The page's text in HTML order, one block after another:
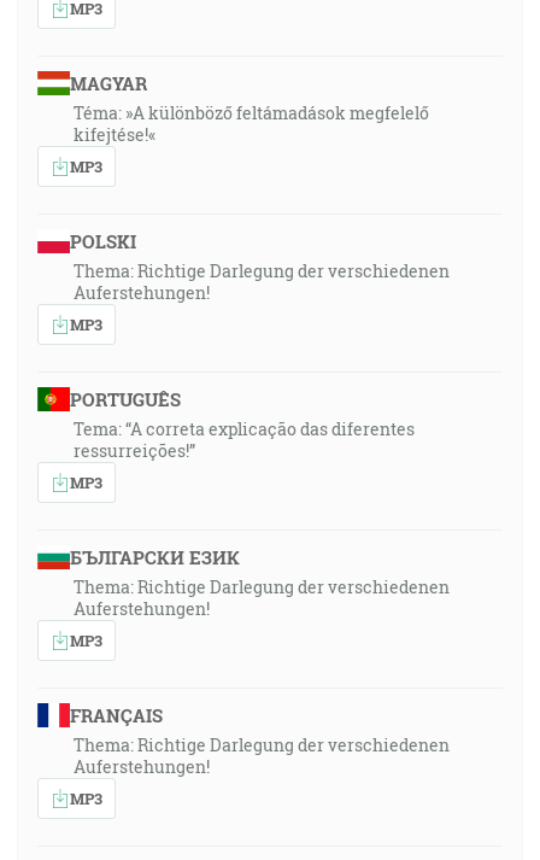
MP3
MAGYAR
Téma: »A különböző feltámadások megfelelő
kifejtése!«
MP3
POLSKI
Thema: Richtige Darlegung der verschiedenen
Auferstehungen!
MP3
PORTUGUÊS
Tema: “A correta explicação das diferentes
ressurreições!”
MP3
БЪЛГАРСКИ ЕЗИК
Thema: Richtige Darlegung der verschiedenen
Auferstehungen!
MP3
FRANÇAIS
Thema: Richtige Darlegung der verschiedenen
Auferstehungen!
MP3